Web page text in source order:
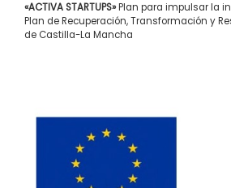
«ACTIVA STARTUPS»Plan para impulsar la
Plan de Recuperación, Transformación y
de Castilla-La Mancha